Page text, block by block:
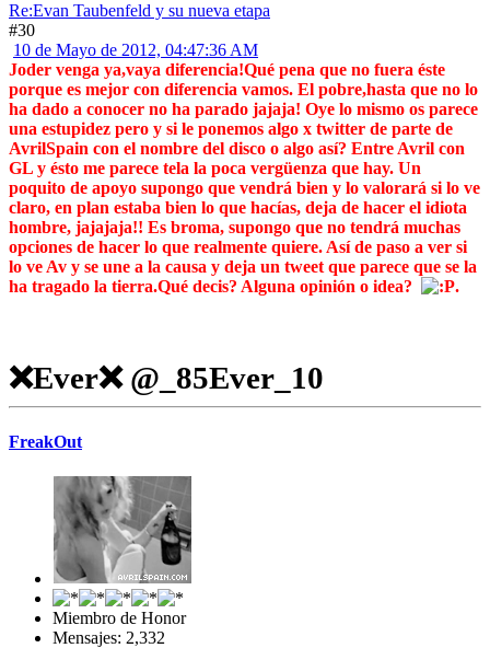
Re:Evan Taubenfeld y su nueva etapa
#30
10 de Mayo de 2012, 04:47:36 AM
Joder venga ya,vaya diferencia!Qué pena que no fuera éste
porque es mejor con diferencia vamos. El pobre,hasta que no lo
ha dado a conocer no ha parado jajaja! Oye lo mismo os parece
una estupidez pero y si le ponemos algo x twitter de parte de
AvrilSpain con el nombre del disco o algo así? Entre Avril con
GL y ésto me parece tela la poca vergüenza que hay. Un
poquito de apoyo supongo que vendrá bien y lo valorará si lo ve
claro, en plan estaba bien lo que hacías, deja de hacer el idiota
hombre, jajajaja!! Es broma, supongo que no tendrá muchas
opciones de hacer lo que realmente quiere. Así de paso a ver si
lo ve Av y se une a la causa y deja un tweet que parece que se la
ha tragado la tierra.Qué decis? Alguna opinión o idea?
.
❌Ever❌ @_85Ever_10
FreakOut
Miembro de Honor
Mensajes: 2,332